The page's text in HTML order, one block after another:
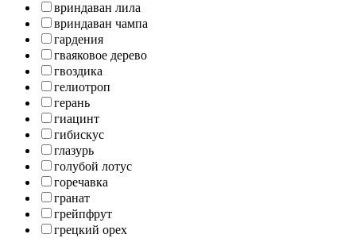
вриндаван лила
вриндаван чампа
гардения
гваяковое дерево
гвоздика
гелиотроп
герань
гиацинт
гибискус
глазурь
голубой лотус
горечавка
гранат
грейпфрут
грецкий орех